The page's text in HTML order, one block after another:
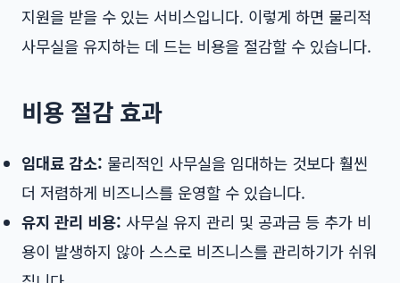
지원을 받을 수 있는 서비스입니다. 이렇게 하면 물리적
사무실을 유지하는 데 드는 비용을 절감할 수 있습니다.
비용 절감 효과
임대료 감소: 물리적인 사무실을 임대하는 것보다 훨씬
더 저렴하게 비즈니스를 운영할 수 있습니다.
유지 관리 비용: 사무실 유지 관리 및 공과금 등 추가 비
용이 발생하지 않아 스스로 비즈니스를 관리하기가 쉬워